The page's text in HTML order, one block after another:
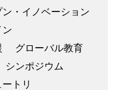
ン・イノベーション
ン
グローバル教育
シンポジウム
トリ